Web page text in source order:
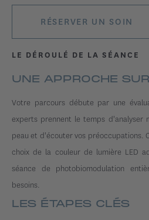
RÉSERVER UN SOIN
LE DÉROULÉ DE LA SÉANCE
UNE APPROCHE
Votre parcours débute par une
experts prennent le temps d'analyser
peau et d'écouter vos préoccupations.
choix de la couleur de lumière LED
séance de photobiomodulation
besoins.
LES ÉTAPES CLÉS